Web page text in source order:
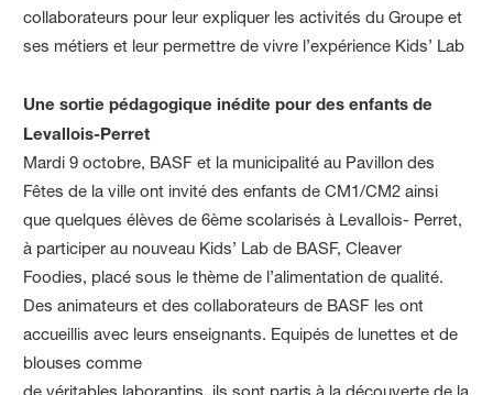
collaborateurs pour leur expliquer les activités du Groupe et
ses métiers et leur permettre de vivre l’expérience Kids’ Lab
Une sortie pédagogique inédite pour des enfants de
Levallois-Perret
Mardi 9 octobre, BASF et la municipalité au Pavillon des
Fêtes de la ville ont invité des enfants de CM1/CM2 ainsi
que quelques élèves de 6ème scolarisés à Levallois- Perret,
à participer au nouveau Kids’ Lab de BASF, Cleaver
Foodies, placé sous le thème de l’alimentation de qualité.
Des animateurs et des collaborateurs de BASF les ont
accueillis avec leurs enseignants. Equipés de lunettes et de
blouses comme
de véritables laborantins, ils sont partis à la découverte de la